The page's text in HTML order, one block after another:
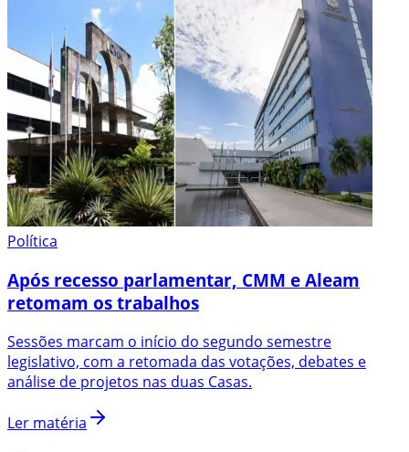
Política
Após recesso parlamentar, CMM e Aleam
retomam os trabalhos
Sessões marcam o início do segundo semestre
legislativo, com a retomada das votações, debates e
análise de projetos nas duas Casas.
Ler matéria